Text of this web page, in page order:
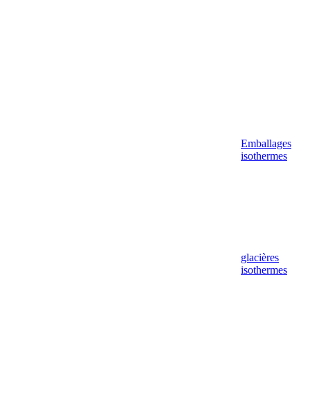
Emballages
isothermes
glacières
isothermes